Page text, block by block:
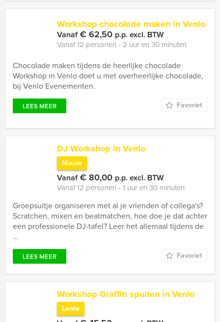
Workshop chocolade maken in Venlo
Vanaf€ 62,50 p.p. excl. BTW
Vanaf 12 personen ‐ 2 uur en 30 minuten
Chocolade maken tijdens de heerlijke chocolade
Workshop in Venlo doet u met overheerlijke chocolade,
bij Venlo Evenementen.
LEES MEER Favoriet
DJ Workshop in Venlo
Nieuw
Vanaf€ 80,00 p.p. excl. BTW
Vanaf 12 personen ‐ 1 uur en 30 minuten
Groepsuitje organiseren met al je vrienden of collega's?
Scratchen, mixen en beatmatchen, hoe doe je dat achter
een professionele DJ-tafel? Leer het allemaal tijdens de
...
LEES MEER Favoriet
Workshop Graffiti spuiten in Venlo
Lente